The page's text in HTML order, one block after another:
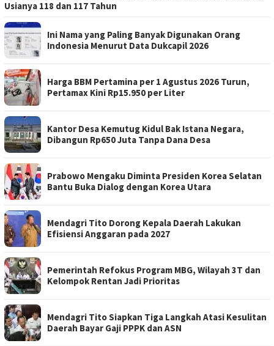
Usianya 118 dan 117 Tahun
Ini Nama yang Paling Banyak Digunakan Orang
Indonesia Menurut Data Dukcapil 2026
Harga BBM Pertamina per 1 Agustus 2026 Turun,
Pertamax Kini Rp15.950 per Liter
Kantor Desa Kemutug Kidul Bak Istana Negara,
Dibangun Rp650 Juta Tanpa Dana Desa
Prabowo Mengaku Diminta Presiden Korea Selatan
Bantu Buka Dialog dengan Korea Utara
Mendagri Tito Dorong Kepala Daerah Lakukan
Efisiensi Anggaran pada 2027
Pemerintah Refokus Program MBG, Wilayah 3T dan
Kelompok Rentan Jadi Prioritas
Mendagri Tito Siapkan Tiga Langkah Atasi Kesulitan
Daerah Bayar Gaji PPPK dan ASN